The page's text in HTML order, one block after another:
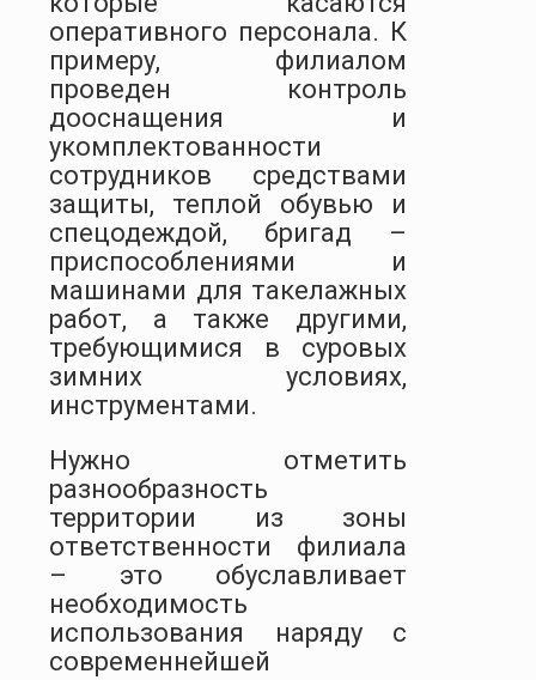
оперативного персонала. К
примеру, филиалом
проведен контроль
дооснащения и
укомплектованности
сотрудников средствами
защиты, теплой обувью и
спецодеждой, бригад –
приспособлениями и
машинами для такелажных
работ, а также другими,
требующимися в суровых
зимних условиях,
инструментами.
Нужно отметить
разнообразность
территории из зоны
ответственности филиала
– это обуславливает
необходимость
использования наряду с
современнейшей